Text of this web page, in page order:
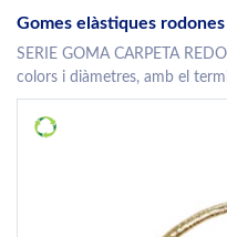
Gomes elàstiques
SERIE GOMA CARPETA
colors i diàmetres, amb el